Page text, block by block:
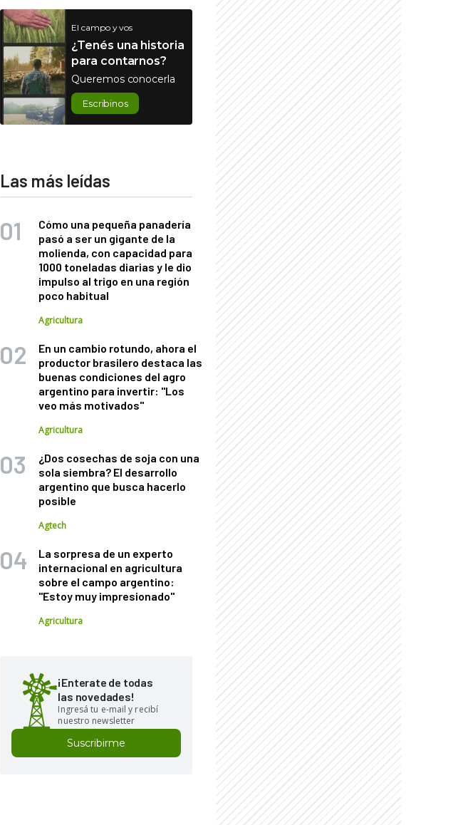
El campo y vos
¿Tenés una historia
para contarnos?
Queremos conocerla
Escribinos
Las más leídas
Cómo una pequeña panadería
pasó a ser un gigante de la
molienda, con capacidad para
1000 toneladas diarias y le dio
impulso al trigo en una región
poco habitual
Agricultura
En un cambio rotundo, ahora el
productor brasilero destaca las
buenas condiciones del agro
argentino para invertir: "Los
veo más motivados"
Agricultura
¿Dos cosechas de soja con una
sola siembra? El desarrollo
argentino que busca hacerlo
posible
Agtech
La sorpresa de un experto
internacional en agricultura
sobre el campo argentino:
"Estoy muy impresionado"
Agricultura
¡Enterate de todas
las novedades!
Ingresá tu e-mail y recibí
nuestro newsletter
Suscribirme